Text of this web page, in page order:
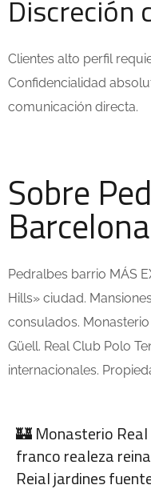
Discreción
Clientes alto perfil
Confidencialidad
comunicación directa.
Sobre
Barcelona
Pedralbes barrio MÁS
Hills» ciudad.
consulados. Monasterio
Güell. Real Club Polo
internacionales.
🏰 Monasterio
franco realeza
Reial jardines